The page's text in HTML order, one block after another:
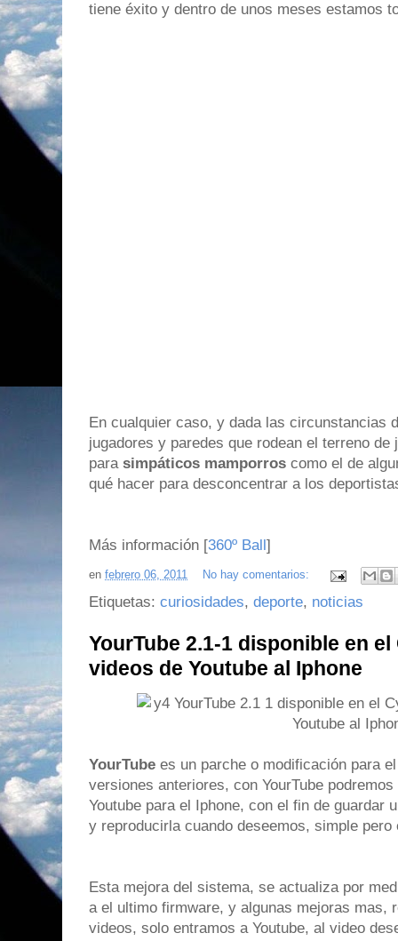
tiene éxito y dentro de unos meses estamos
En cualquier caso, y dada las circunstancias
jugadores y paredes que rodean el terreno de
para simpáticos mamporros como el de
qué hacer para desconcentrar a los
Más información [360º Ball ]
en febrero 06, 2011 No hay comentarios:
Etiquetas: curiosidades, deporte, noticias
YourTube 2.1-1 disponible en
videos de Youtube al Iphone
YourTube es un parche o modificación para
versiones anteriores, con YourTube
Youtube para el Iphone, con el fin de guardar
y reproducirla cuando deseemos, simple pero
Esta mejora del sistema, se actualiza por
a el ultimo firmware, y algunas mejoras mas,
videos, solo entramos a Youtube, al video